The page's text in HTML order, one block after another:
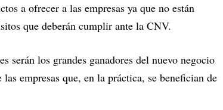
a ofrecer a las empresas ya que no están
que deberán cumplir ante la CNV.
serán los grandes ganadores del nuevo negocio
empresas que, en la práctica, se benefician de